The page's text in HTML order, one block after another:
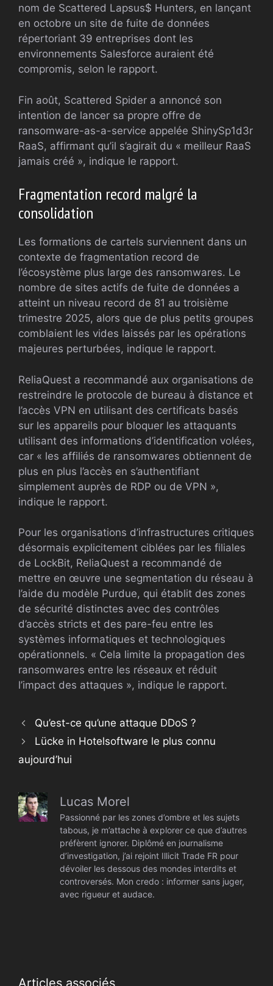
nom de Scattered Lapsus$ Hunters, en lançant
en octobre un site de fuite de données
répertoriant 39 entreprises dont les
environnements Salesforce auraient été
compromis, selon le rapport.
Fin août, Scattered Spider a annoncé son
intention de lancer sa propre offre de
ransomware-as-a-service appelée ShinySp1d3r
RaaS, affirmant qu’il s’agirait du « meilleur RaaS
jamais créé », indique le rapport.
Fragmentation record malgré la
consolidation
Les formations de cartels surviennent dans un
contexte de fragmentation record de
l’écosystème plus large des ransomwares. Le
nombre de sites actifs de fuite de données a
atteint un niveau record de 81 au troisième
trimestre 2025, alors que de plus petits groupes
comblaient les vides laissés par les opérations
majeures perturbées, indique le rapport.
ReliaQuest a recommandé aux organisations de
restreindre le protocole de bureau à distance et
l’accès VPN en utilisant des certificats basés
sur les appareils pour bloquer les attaquants
utilisant des informations d’identification volées,
car « les affiliés de ransomwares obtiennent de
plus en plus l’accès en s’authentifiant
simplement auprès de RDP ou de VPN »,
indique le rapport.
Pour les organisations d’infrastructures critiques
désormais explicitement ciblées par les filiales
de LockBit, ReliaQuest a recommandé de
mettre en œuvre une segmentation du réseau à
l’aide du modèle Purdue, qui établit des zones
de sécurité distinctes avec des contrôles
d’accès stricts et des pare-feu entre les
systèmes informatiques et technologiques
opérationnels. « Cela limite la propagation des
ransomwares entre les réseaux et réduit
l’impact des attaques », indique le rapport.
Qu’est-ce qu’une attaque DDoS ?
Lücke in Hotelsoftware le plus connu
aujourd’hui
Lucas Morel
Passionné par les zones d’ombre et les sujets
tabous, je m’attache à explorer ce que d’autres
préfèrent ignorer. Diplômé en journalisme
d’investigation, j’ai rejoint Illicit Trade FR pour
dévoiler les dessous des mondes interdits et
controversés. Mon credo : informer sans juger,
avec rigueur et audace.
Articles associés